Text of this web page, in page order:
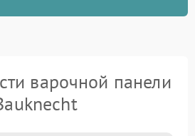
варочной панели